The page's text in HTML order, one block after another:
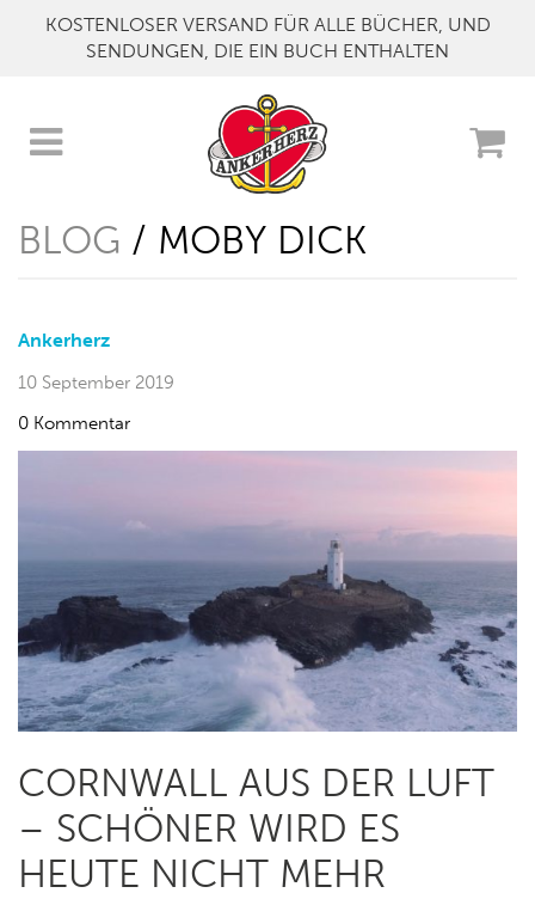
KOSTENLOSER VERSAND FÜR ALLE BÜCHER, UND
SENDUNGEN, DIE EIN BUCH ENTHALTEN
BLOG / MOBY DICK
Ankerherz
10 September 2019
0 Kommentar
CORNWALL AUS DER LUFT
– SCHÖNER WIRD ES
HEUTE NICHT MEHR